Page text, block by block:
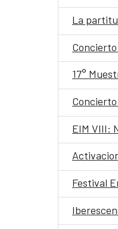
La
17°
Concierto
EIM VIII:
Festival